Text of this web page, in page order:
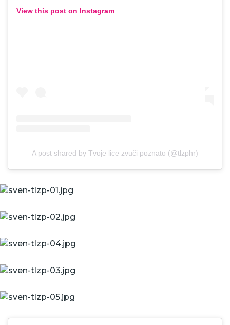
View this post on Instagram
A post shared by Tvoje lice zvuči poznato (@tlzphr)